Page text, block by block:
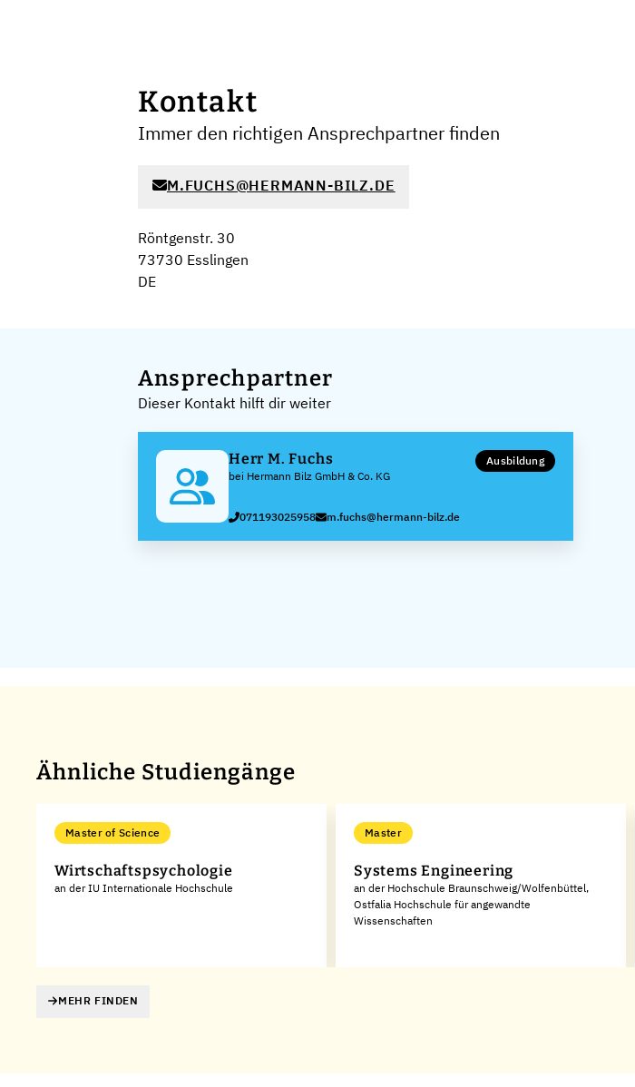
Kontakt
Immer den richtigen Ansprechpartner finden
M.FUCHS@HERMANN-BILZ.DE
Röntgenstr. 30
73730 Esslingen
DE
Ansprechpartner
Dieser Kontakt hilft dir weiter
Herr M. Fuchs
bei Hermann Bilz GmbH & Co. KG
Ausbildung
071193025958 m.fuchs@hermann-bilz.de
Ähnliche Studiengänge
Master of Science
Wirtschaftspsychologie
an der IU Internationale Hochschule
Master
Systems Engineering
an der Hochschule Braunschweig/Wolfenbüttel,
Ostfalia Hochschule für angewandte
Wissenschaften
MEHR FINDEN